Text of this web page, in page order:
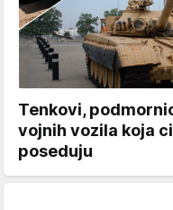
Tenkovi,
vojnih vozila koja
poseduju